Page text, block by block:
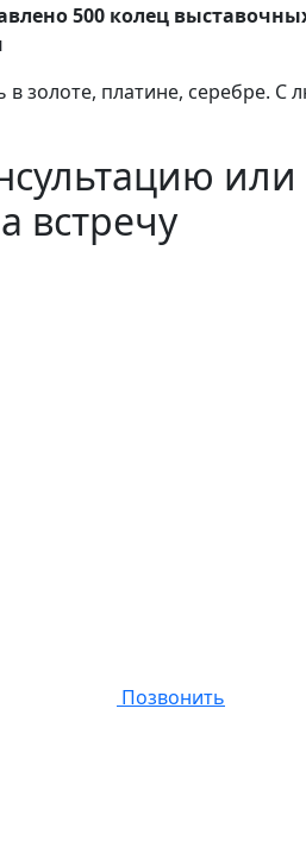
500 колец
золоте, платине, серебре. С
или
встречу
Позвонить